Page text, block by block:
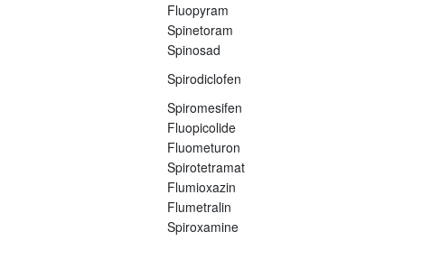
Fluopyram
Spinetoram
Spinosad
Spirodiclofen
Spiromesifen
Fluopicolide
Fluometuron
Spirotetramat
Flumioxazin
Flumetralin
Spiroxamine